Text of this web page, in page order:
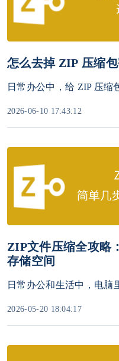
怎么去掉 ZIP 压缩
2026-06-10 17:43:12
ZIP文件压缩全攻略
存储空间
2026-05-20 18:04:17